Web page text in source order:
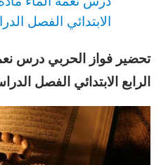
الابتدائي الفصل الدراسى
تحضير فواز الحربي درس
الرابع الابتدائي الفصل الدراسى